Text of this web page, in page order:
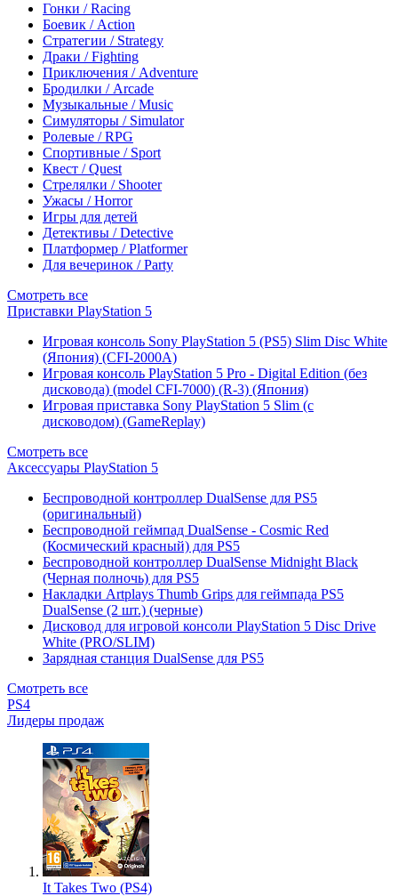
Гонки / Racing
Боевик / Action
Стратегии / Strategy
Драки / Fighting
Приключения / Adventure
Бродилки / Arcade
Музыкальные / Music
Симуляторы / Simulator
Ролевые / RPG
Спортивные / Sport
Квест / Quest
Стрелялки / Shooter
Ужасы / Horror
Игры для детей
Детективы / Detective
Платформер / Platformer
Для вечеринок / Party
Смотреть все
Приставки PlayStation 5
Игровая консоль Sony PlayStation 5 (PS5) Slim Disc White
(Япония) (CFI-2000A)
Игровая консоль PlayStation 5 Pro - Digital Edition (без
дисковода) (model CFI-7000) (R-3) (Япония)
Игровая приставка Sony PlayStation 5 Slim (с
дисководом) (GameReplay)
Смотреть все
Аксессуары PlayStation 5
Беспроводной контроллер DualSense для PS5
(оригинальный)
Беспроводной геймпад DualSense - Cosmic Red
(Космический красный) для PS5
Беспроводной контроллер DualSense Midnight Black
(Черная полночь) для PS5
Накладки Artplays Thumb Grips для геймпада PS5
DualSense (2 шт.) (черные)
Дисковод для игровой консоли PlayStation 5 Disc Drive
White (PRO/SLIM)
Зарядная станция DualSense для PS5
Смотреть все
PS4
Лидеры продаж
It Takes Two (PS4)